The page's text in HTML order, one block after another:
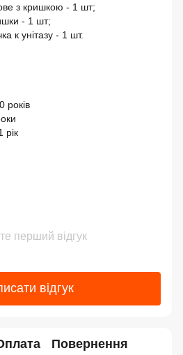
з кришкою - 1 шт;
- 1 шт;
к унітазу - 1 шт.
років
рік
перший відгук
відгук
Повернення